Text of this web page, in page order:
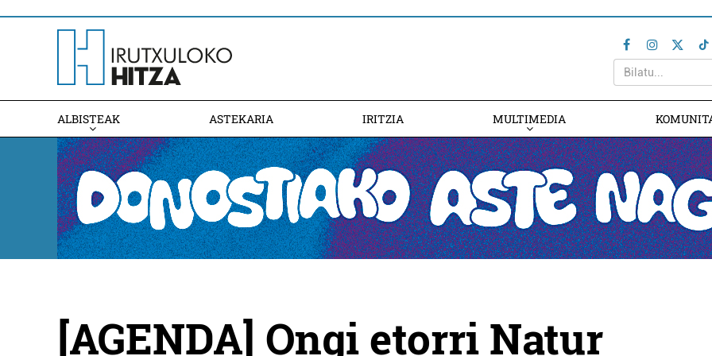
ALBISTEAK ASTEKARIA IRITZIA MULTIMEDIA
[AGENDA] Ongi etorri Natur